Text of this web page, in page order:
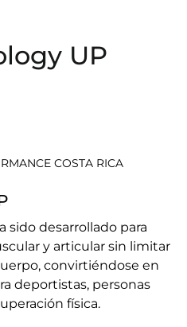
UP
COSTA RICA
sido desarrollado para
y articular sin limitar
convirtiéndose en
deportistas, personas
física.